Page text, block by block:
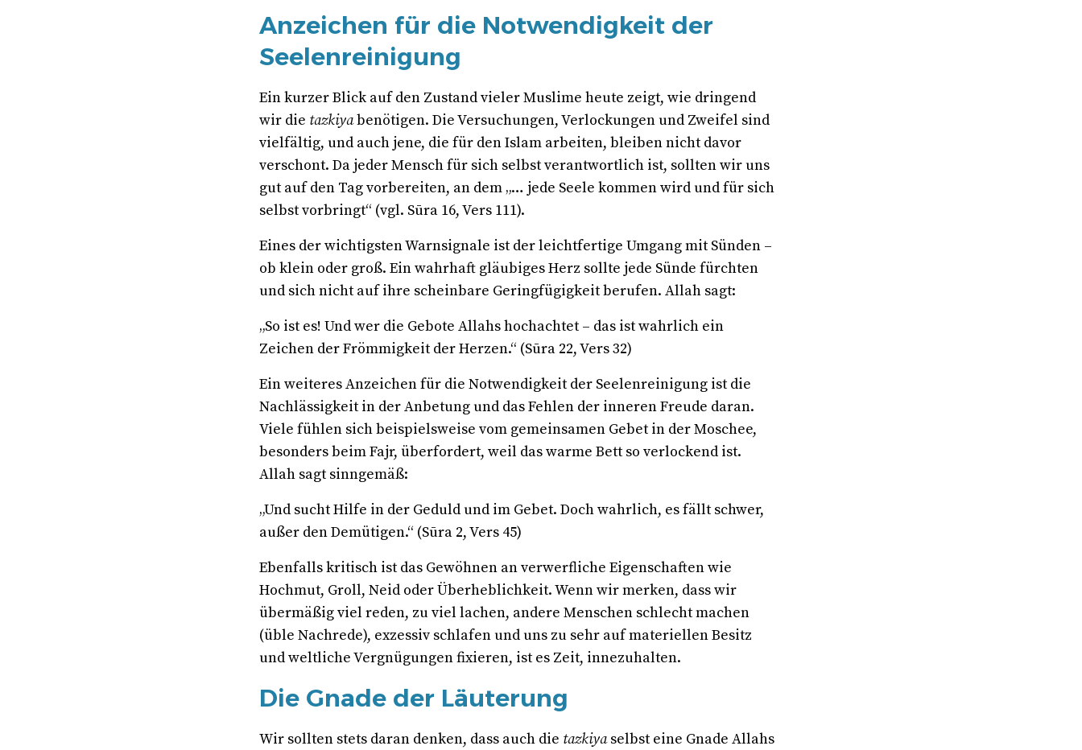
Anzeichen für die Notwendigkeit der
Seelenreinigung
Ein kurzer Blick auf den Zustand vieler Muslime heute zeigt, wie dringend
wir die tazkiyabenötigen. Die Versuchungen, Verlockungen und Zweifel sind
vielfältig, und auch jene, die für den Islam arbeiten, bleiben nicht davor
verschont. Da jeder Mensch für sich selbst verantwortlich ist, sollten wir uns
gut auf den Tag vorbereiten, an dem „… jede Seele kommen wird und für sich
selbst vorbringt“ (vgl. Sūra 16, Vers 111).
Eines der wichtigsten Warnsignale ist der leichtfertige Umgang mit Sünden –
ob klein oder groß. Ein wahrhaft gläubiges Herz sollte jede Sünde fürchten
und sich nicht auf ihre scheinbare Geringfügigkeit berufen. Allah sagt:
„So ist es! Und wer die Gebote Allahs hochachtet – das ist wahrlich ein
Zeichen der Frömmigkeit der Herzen.“ (Sūra 22, Vers 32)
Ein weiteres Anzeichenfür die Notwendigkeit der Seelenreinigung ist die
Nachlässigkeit in der Anbetung und das Fehlen der inneren Freude daran.
Viele fühlen sich beispielsweise vom gemeinsamen Gebet in der Moschee,
besonders beim Fajr, überfordert, weil das warme Bett so verlockend ist.
Allah sagt sinngemäß:
„Und sucht Hilfe in der Geduld und im Gebet. Doch wahrlich, es fällt schwer,
außer den Demütigen.“ (Sūra 2, Vers 45)
Ebenfalls kritisch ist das Gewöhnen an verwerfliche Eigenschaften wie
Hochmut, Groll, Neid oder Überheblichkeit. Wenn wir merken, dass wir
übermäßig viel reden, zu viel lachen, andere Menschen schlecht machen
(üble Nachrede), exzessiv schlafen und uns zu sehr auf materiellen Besitz
und weltliche Vergnügungen fixieren, ist es Zeit, innezuhalten.
Die Gnade der Läuterung
Wir sollten stets daran denken, dass auch die tazkiyaselbst eine Gnade Allahs